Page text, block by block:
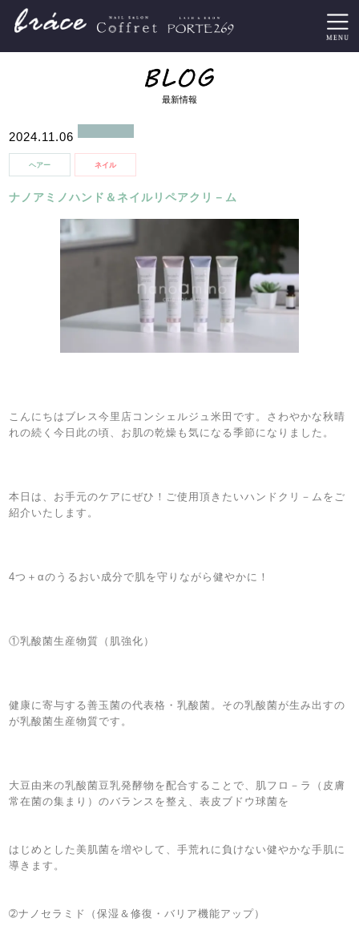
最新情報
2024.11.06
ヘアー ネイル
ナノアミノハンド＆ネイルリペアクリ－ム
こんにちはブレス今里店コンシェルジュ米田です。さわやかな秋晴
れの続く今日此の頃、お肌の乾燥も気になる季節になりました。
本日は、お手元のケアにぜひ！ご使用頂きたいハンドクリ－ムをご
紹介いたします。
4つ＋αのうるおい成分で肌を守りながら健やかに！
①乳酸菌生産物質（肌強化）
健康に寄与する善玉菌の代表格・乳酸菌。その乳酸菌が生み出すの
が乳酸菌生産物質です。
大豆由来の乳酸菌豆乳発酵物を配合することで、肌フロ－ラ（皮膚
常在菌の集まり）のバランスを整え、表皮ブドウ球菌を
はじめとした美肌菌を増やして、手荒れに負けない健やかな手肌に
導きます。
➁ナノセラミド（保湿＆修復・バリア機能アップ）